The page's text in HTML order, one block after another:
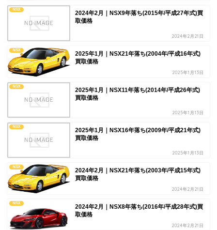
NSX
2024年2月｜NSX9年落ち(2015年/平成27年式)買
取価格
2024年2月21日
NSX
2025年1月｜NSX21年落ち(2004年/平成16年式)
買取価格
2025年1月13日
NSX
2025年1月｜NSX11年落ち(2014年/平成26年式)
買取価格
2025年1月13日
NSX
2025年1月｜NSX16年落ち(2009年/平成21年式)
買取価格
2025年1月13日
NSX
2024年2月｜NSX21年落ち(2003年/平成15年式)
買取価格
2024年2月21日
NSX
2024年2月｜NSX8年落ち(2016年/平成28年式)買
取価格
2024年2月21日